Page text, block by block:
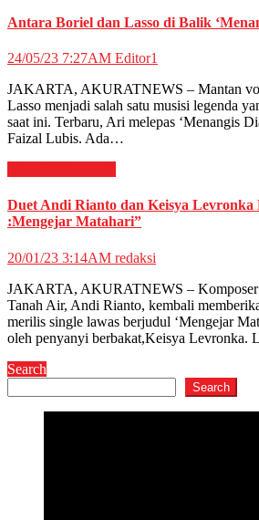
Antara Boriel dan Lasso di Balik
24/05/23 7:27AM Editor1
JAKARTA, AKURATNEWS – Mantan
Lasso menjadi salah satu musisi legenda
saat ini. Terbaru, Ari melepas ‘Menangis
Faizal Lubis. Ada…
Duet Andi Rianto dan Keisya
:Mengejar Matahari”
20/01/23 3:14AM redaksi
JAKARTA, AKURATNEWS – Komposer
Tanah Air, Andi Rianto, kembali
merilis single lawas berjudul ‘Mengejar
oleh penyanyi berbakat,Keisya Levronka.
Search
Search